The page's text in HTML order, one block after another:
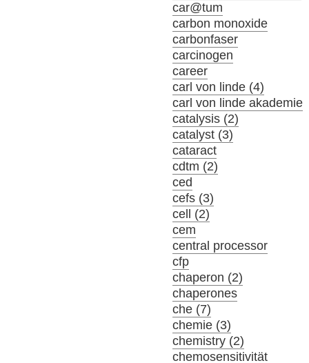
car@tum
carbon monoxide
carbonfaser
carcinogen
career
carl von linde (4)
carl von linde akademie
catalysis (2)
catalyst (3)
cataract
cdtm (2)
ced
cefs (3)
cell (2)
cem
central processor
cfp
chaperon (2)
chaperones
che (7)
chemie (3)
chemistry (2)
chemosensitivität